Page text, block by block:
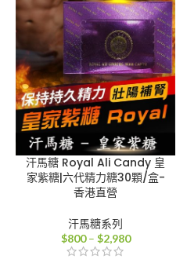
到
$2,980
汗馬糖 Royal Ali Candy 皇
家紫糖|六代精力糖30顆/盒-
香港直營
汗馬糖系列
$800 – $2,980價